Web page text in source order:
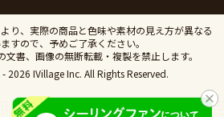
り、実際の商品と色味や素材の見え方が異なる
すので、予めご了承ください。
書、画像の無断転載・複製を禁止します。
IVillage Inc. All Rights Reserved.